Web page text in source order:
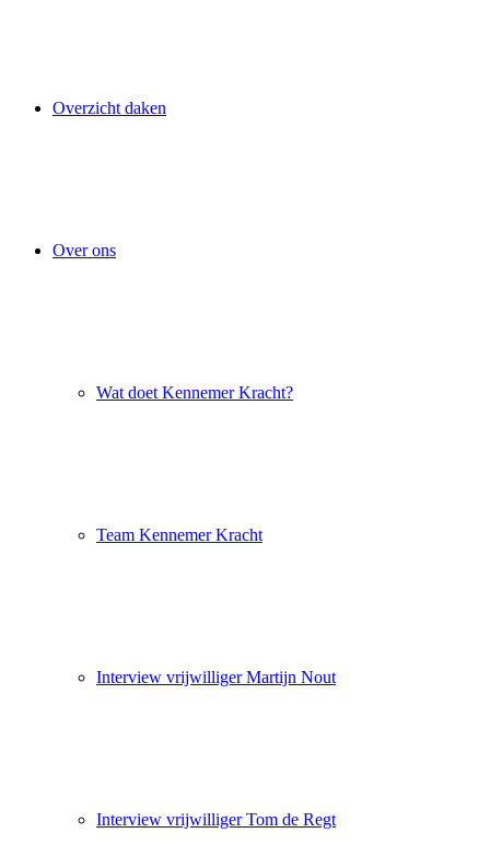
Overzicht daken
Over ons
Wat doet Kennemer Kracht?
Team Kennemer Kracht
Interview vrijwilliger Martijn Nout
Interview vrijwilliger Tom de Regt